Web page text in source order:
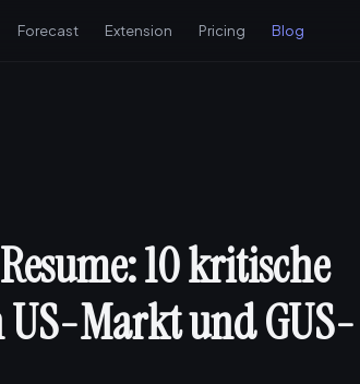
Forecast Extension Pricing Blog
10 kritische
US-Markt und GUS-